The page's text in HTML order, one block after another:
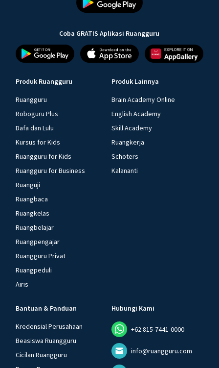
Coba GRATIS Aplikasi Ruangguru
Produk Ruangguru
Ruangguru
Roboguru Plus
Dafa dan Lulu
Kursus for Kids
Ruangguru for Kids
Ruangguru for Business
Ruanguji
Ruangbaca
Ruangkelas
Ruangbelajar
Ruangpengajar
Ruangguru Privat
Ruangpeduli
Airis
Produk Lainnya
Brain Academy Online
English Academy
Skill Academy
Ruangkerja
Schoters
Kalananti
Bantuan & Panduan
Kredensial Perusahaan
Beasiswa Ruangguru
Cicilan Ruangguru
Hubungi Kami
+62 815-7441-0000
info@ruangguru.com